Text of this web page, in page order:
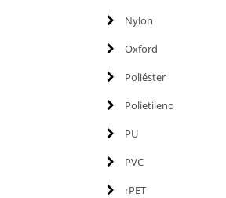
Nylon
Oxford
Poliéster
Polietileno
PU
PVC
rPET